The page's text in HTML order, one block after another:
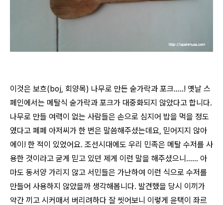
이것은 보흐(boj, 회양목) 나무로 만든 숟가락과 포크.....! 옛날 스
페인에서는 메탈식 숟가락과 포크가 대중화되지 않았다고 합니다.
나무로 만들 여력이 없는 사람들은 손으로 심지어 밥을 먹을 정도
였다고 페페 아저씨가 한 번은 말씀해주셨는데요, 믿어지지 않아
에이! 한 적이 있었어요. 조선시대에도 우리 민족은 메탈 수저를 사
용한 것이라고 굳게 믿고 있던 제게 이런 말을 해주셨으니...... 아
마도 동서양 가리지 않고 서민들은 가난하여 이런 식으로 수저를
만들어 사용하지 않았을까 생각해봅니다. 발견했을 당시 이끼가
약간 끼고 시커매서 버리려하다 잘 씻어보니 이렇게 윤택이 좌르